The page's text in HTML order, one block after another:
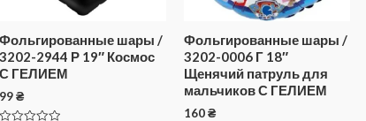
Фольгированные шары /
3202-2944 Р 19″ Космос
С ГЕЛИЕМ
99₴
Фольгированные шары /
3202-0006 Г 18″
Щенячий патруль для
мальчиков С ГЕЛИЕМ
160₴